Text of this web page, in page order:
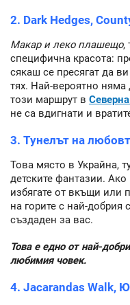
2. Dark Hedges,
Макар и леко плашещо,
специфична красота:
сякаш се пресягат да
тях. Най-вероятно
този маршрут в
не са вдигнати и
3. Тунелът на
Това място в Украйна,
детските фантазии.
избягате от вкъщи или
на горите с най-добрия
създаден за вас.
Това е едно от най-
любимия човек.
4. Jacarandas Walk,